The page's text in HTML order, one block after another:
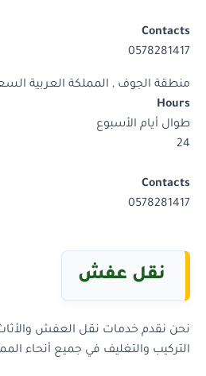
Contacts
0578281417
منطقة الجوف , المملكة العربية
Hours
طوال أيام الأسبوع
24
Contacts
0578281417
نقل عفش
نحن نقدم خدمات نقل العفش
التركيب والتغليف في جميع أنحاء